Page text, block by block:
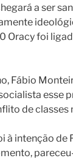
a ser
Oracy foi
Fábio
esse
de classes
à intenção de